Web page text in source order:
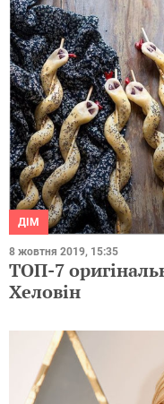
ДІМ
8 жовтня 2019, 15:35
ТОП-7
Хеловін